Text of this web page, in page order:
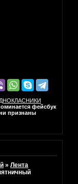
фейсбук
признаны
»Лента